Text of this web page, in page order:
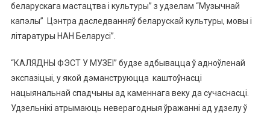
беларускага мастацтва і культуры” з удзелам “Музычнай
капэлы” Цэнтра даследванняў беларускай культуры, мовы і
літаратуры НАН Беларусі”.
“КАЛЯДНЫ ФЭСТ У МУЗЕІ” будзе адбывацца ў адноўленай
экспазіцыі, у якой дэманструюцца каштоўнасці
нацыянальнай спадчыны ад каменнага веку да cучаснасці.
Удзельнікі атрымаюць неверагодныя ўражанні ад удзелу ў